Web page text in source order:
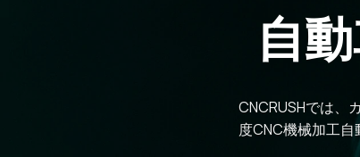
自
CNCRUSHでは、
度CNC機械加工